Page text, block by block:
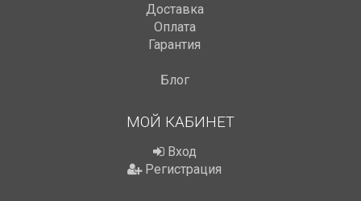
Доставка
Оплата
Гарантия
Блог
МОЙ КАБИНЕТ
Вход
Регистрация